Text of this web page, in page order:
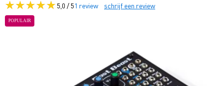
5,0 / 51 review schrijf een review
POPULAIR